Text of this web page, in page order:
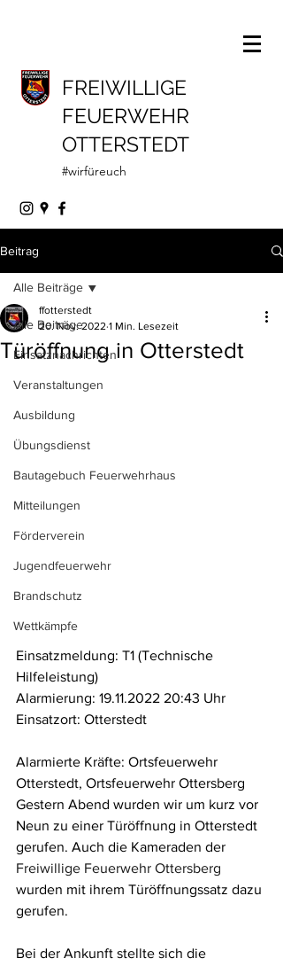
FREIWILLIGE
FEUERWEHR
OTTERSTEDT
#wirfüreuch
Beitrag
Alle Beiträge
Einsatznachrichten
Veranstaltungen
Ausbildung
Übungsdienst
Bautagebuch Feuerwehrhaus
Mitteilungen
Förderverein
Jugendfeuerwehr
Brandschutz
Wettkämpfe
Alle Beiträge
Türöffnung in Otterstedt
ffotterstedt
20. Nov. 2022 1 Min. Lesezeit
Einsatzmeldung: T1 (Technische
Hilfeleistung)
Alarmierung: 19.11.2022 20:43 Uhr
Einsatzort: Otterstedt
Alarmierte Kräfte: Ortsfeuerwehr
Otterstedt, Ortsfeuerwehr Ottersberg
Gestern Abend wurden wir um kurz vor
Neun zu einer Türöffnung in Otterstedt
gerufen. Auch die Kameraden der
Freiwillige Feuerwehr Ottersberg
wurden mit ihrem Türöffnungssatz dazu
gerufen.
Bei der Ankunft stellte sich die